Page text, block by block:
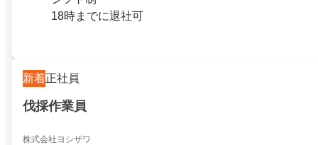
18時までに退社可
新着正社員
伐採作業員
株式会社ヨシザワ